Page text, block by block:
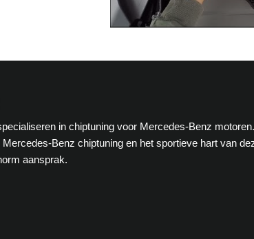
in chiptuning voor Mercedes-Benz
Benz chiptuning en het sportieve hart van
aansprak.